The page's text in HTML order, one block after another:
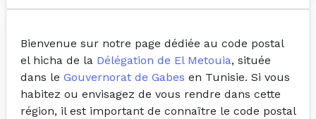
Bienvenue sur notre page dédiée au code postal
el hicha de la Délégation de El Metouia, située
dans le Gouvernorat de Gabes en Tunisie. Si vous
habitez ou envisagez de vous rendre dans cette
région, il est important de connaître le code postal